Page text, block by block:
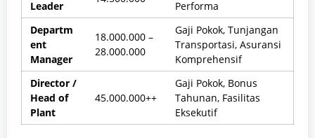
Leader
Performa
Departm
ent
Manager
18.000.000 –
28.000.000
Gaji Pokok, Tunjangan
Transportasi, Asuransi
Komprehensif
Director /
Head of
Plant
45.000.000++
Gaji Pokok, Bonus
Tahunan, Fasilitas
Eksekutif